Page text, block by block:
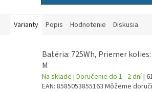
Varianty Popis Hodnotenie Diskusia
Batéria: 725Wh, Priemer
M
Na sklade | Doručenie do 1 - 2 dní|
EAN: 8585053855163 Môžeme